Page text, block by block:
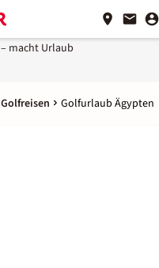
Ein Unternehmen der
Golfreisen Golfurlaub Ägypten